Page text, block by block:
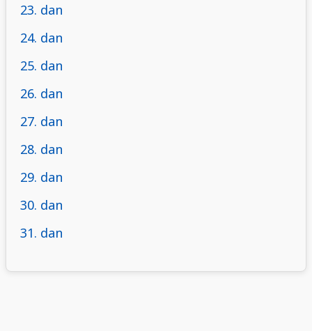
23. dan
24. dan
25. dan
26. dan
27. dan
28. dan
29. dan
30. dan
31. dan